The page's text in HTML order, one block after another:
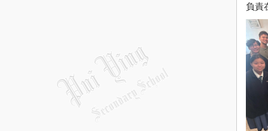
負責